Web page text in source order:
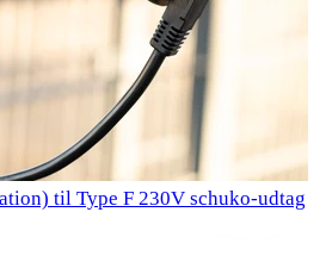
til Type F 230V schuko-udtag